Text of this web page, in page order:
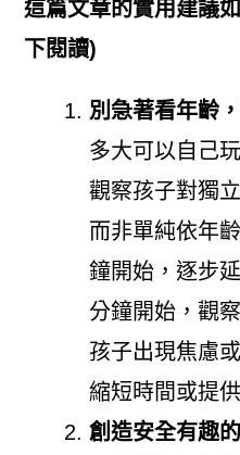
這篇文章的實用建議
下閱讀)
別急著看年齡
多大可以自己
觀察孩子對獨
而非單純依年
鐘開始，逐步
分鐘開始，觀
孩子出現焦慮
縮短時間或提
創造安全有趣